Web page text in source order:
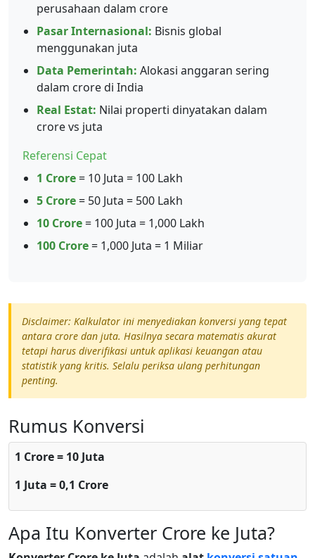
perusahaan dalam crore
Pasar Internasional: Bisnis global
menggunakan juta
Data Pemerintah: Alokasi anggaran sering
dalam crore di India
Real Estat: Nilai properti dinyatakan dalam
crore vs juta
Referensi Cepat
1 Crore= 10 Juta = 100 Lakh
5 Crore= 50 Juta = 500 Lakh
10 Crore= 100 Juta = 1,000 Lakh
100 Crore= 1,000 Juta = 1 Miliar
Disclaimer: Kalkulator ini menyediakan konversi yang tepat
antara crore dan juta. Hasilnya secara matematis akurat
tetapi harus diverifikasi untuk aplikasi keuangan atau
statistik yang kritis. Selalu periksa ulang perhitungan
penting.
Rumus Konversi
1 Crore = 10 Juta
1 Juta = 0,1 Crore
Apa Itu Konverter Crore ke Juta?